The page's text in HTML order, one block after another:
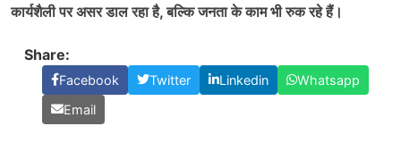
कार्यशैली पर असर डाल रहा है,बल्कि जनता के काम भी रुक रहे हैं।
Share:
Facebook Twitter Linkedin
Whatsapp
Email